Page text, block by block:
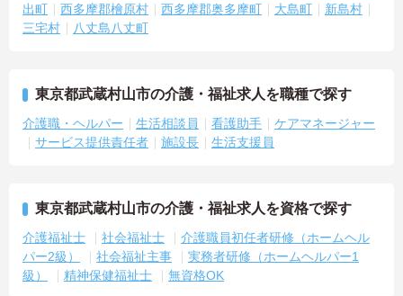
出町
西多摩郡檜原村 西多摩郡奥多摩町 大島町
新島村
三宅村
八丈島八丈町
東京都武蔵村山市の介護・福祉求人を職種で探す
介護職・ヘルパー 生活相談員 看護助手
ケアマネージャー
サービス提供責任者
施設長 生活支援員
東京都武蔵村山市の介護・福祉求人を資格で探す
介護福祉士 社会福祉士
介護職員初任者研修（ホームヘル
パー2級）
社会福祉主事
実務者研修（ホームヘルパー1
級）
精神保健福祉士 無資格OK